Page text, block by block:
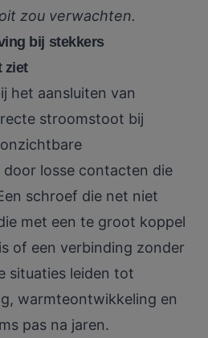
zou verwachten.
bij stekkers
ziet
het aansluiten van
stroomstoot bij
onzichtbare
door losse contacten die
schroef die net niet
met een te groot koppel
of een verbinding zonder
situaties leiden tot
warmteontwikkeling en
pas na jaren.